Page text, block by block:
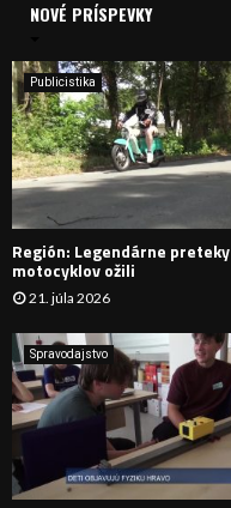
i
e
:
NOVÉ PRÍSPEVKY
Publicistika
Región: Legendárne preteky
motocyklov ožili
21. júla 2026
Spravodajstvo